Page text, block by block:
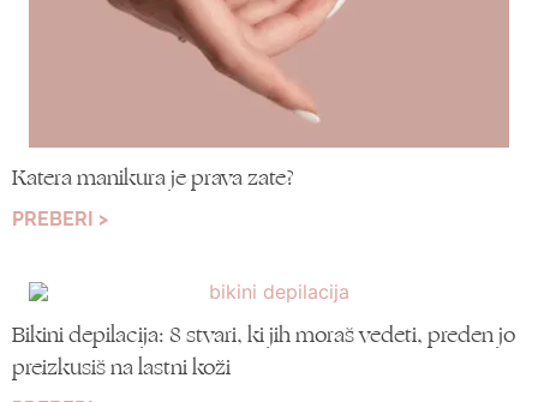
Katera manikura je prava zate?
PREBERI >
Bikini depilacija: 8 stvari, ki jih moraš vedeti, preden jo
preizkusiš na lastni koži